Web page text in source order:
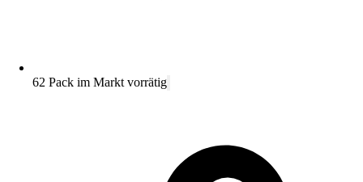
62 Pack im Markt vorrätig